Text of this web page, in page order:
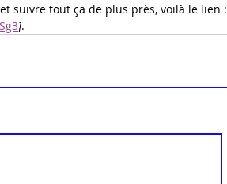
suivre tout ça de plus près, voilà le lien :
].